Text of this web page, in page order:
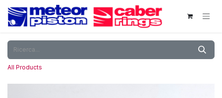
Passa al contenuto
All Products